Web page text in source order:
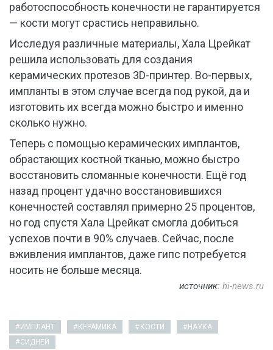
работоспособность конечности не гарантируется
— кости могут срастись неправильно.
Исследуя различные материалы, Хала Црейкат
решила использовать для создания
керамических протезов 3D-принтер. Во-первых,
импланты в этом случае всегда под рукой, да и
изготовить их всегда можно быстро и именно
сколько нужно.
Теперь с помощью керамических имплантов,
обрастающих костной тканью, можно быстро
восстановить сломанные конечности. Ещё год
назад процент удачно восстановившихся
конечностей составлял примерно 25 процентов,
но год спустя Хала Црейкат смогла добиться
успехов почти в 90% случаев. Сейчас, после
вживления имплантов, даже гипс потребуется
носить не больше месяца.
источник: hi-news.ru
ИМПЛАНТ КЕРАМИКА КОСТИ
НАУКА
СИДНЕЙ